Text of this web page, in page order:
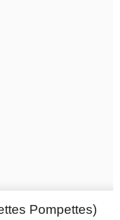
Pompettes)